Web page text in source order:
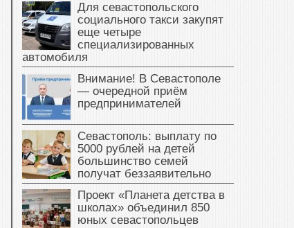
Для севастопольского
социального такси закупят
еще четыре
специализированных
автомобиля
Внимание! В Севастополе
— очередной приём
предпринимателей
Севастополь: выплату по
5000 рублей на детей
большинство семей
получат беззаявительно
Проект «Планета детства в
школах» объединил 850
юных севастопольцев